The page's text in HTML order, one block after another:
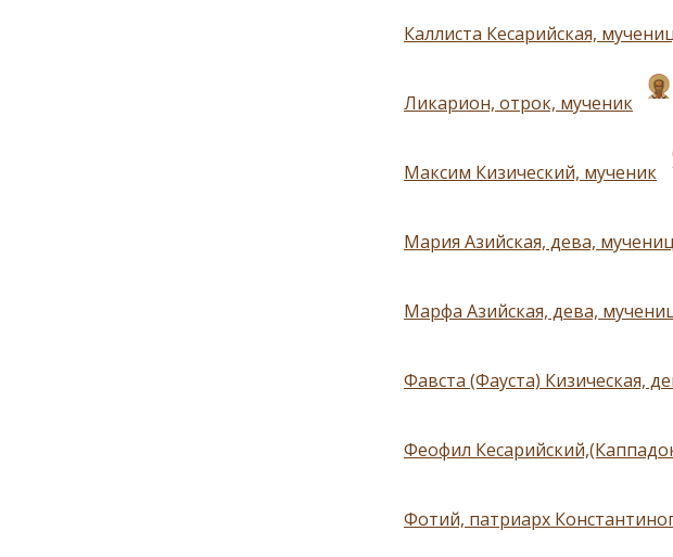
Каллиста Кесарийская,
Ликарион, отрок, мученик
Максим Кизический, мученик
Мария Азийская, дева,
Марфа Азийская, дева,
Фавста (Фауста) Кизическая,
Феофил
Фотий, патриарх